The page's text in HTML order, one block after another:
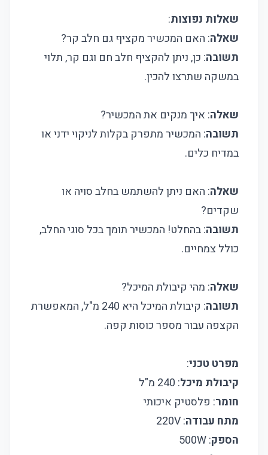
שאלות נפוצות:
שאלה: האם המכשיר מקציף גם חלב קר?
תשובה: כן, ניתן להקציף חלב חם וגם קר, תלוי
במשקה שתרצו להכין.
שאלה: איך מנקים את המכשיר?
תשובה: המכשיר מתפרק בקלות לניקוי ידני או
במדיח כלים.
שאלה: האם ניתן להשתמש בחלב סויה או
שקדים?
תשובה: בהחלט! המכשיר תומך בכל סוגי החלב,
כולל צמחיים.
שאלה: מהי קיבולת המיכל?
תשובה
: קיבולת המיכל היא 240 מ"ל, המאפשרת
הקצפה עבור מספר כוסות קפה.
מפרט טכני:
קיבולת מיכל: 240 מ"ל
חומר: פלסטיק איכותי
מתח עבודה: 220V
הספק: 500W